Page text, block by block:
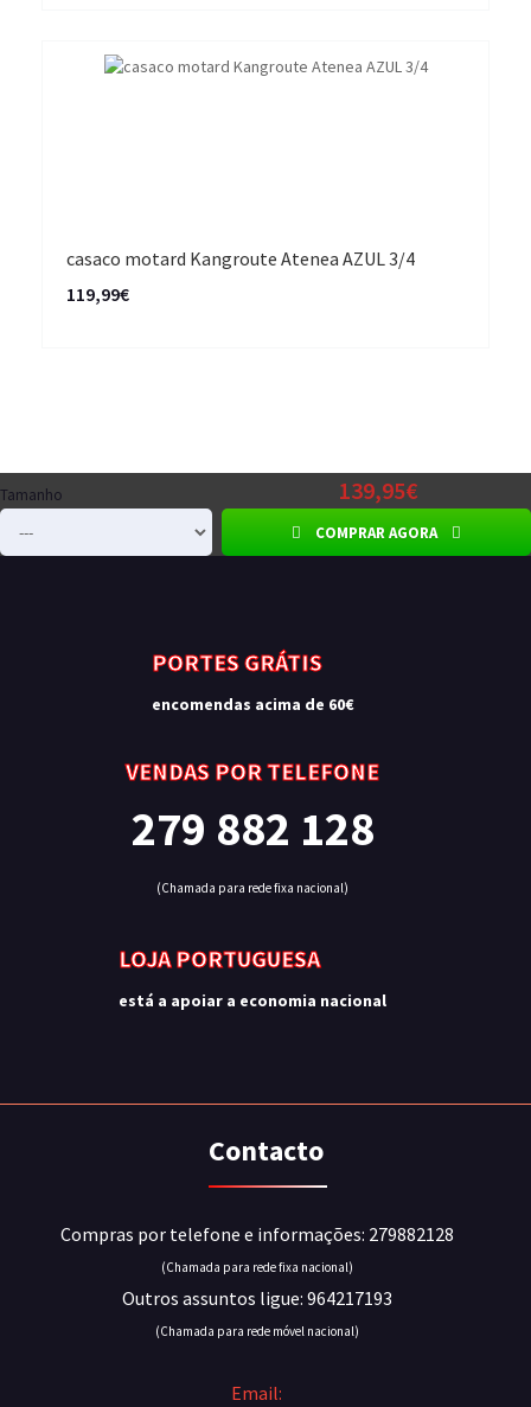
casaco motard Kangroute Atenea AZUL 3/4
119,99€
Tamanho 139,95€
COMPRAR AGORA
PORTES GRÁTIS
encomendas acima de 60€
VENDAS POR TELEFONE
279 882 128
(Chamada para rede fixa nacional)
LOJA PORTUGUESA
está a apoiar a economia nacional
Contacto
Compras por telefone e informações: 279882128
(Chamada para rede fixa nacional)
Outros assuntos ligue: 964217193
(Chamada para rede móvel nacional)
Email: